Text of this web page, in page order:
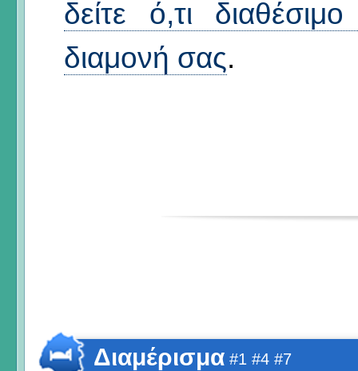
δείτε ό,τι
διαμονή σας.
Διαμέρισμα #1 #4 #7